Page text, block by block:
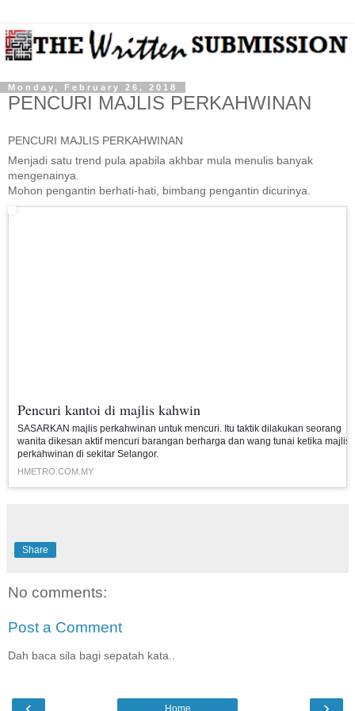
Monday, February 26, 2018
PENCURI MAJLIS PERKAHWINAN
PENCURI MAJLIS PERKAHWINAN
Menjadi satu trend pula apabila akhbar mula menulis banyak
mengenainya.
Mohon pengantin berhati-hati, bimbang pengantin dicurinya.
Pencuri kantoi di majlis kahwin
SASARKAN majlis perkahwinan untuk mencuri. Itu taktik dilakukan seorang
wanita dikesan aktif mencuri barangan berharga dan wang tunai ketika majlis
perkahwinan di sekitar Selangor.
HMETRO.COM.MY
Share
No comments:
Post a Comment
Dah baca sila bagi sepatah kata..